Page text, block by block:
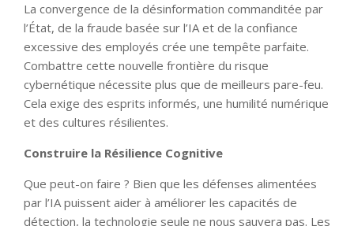
La convergence de la désinformation commanditée par
l’État, de la fraude basée sur l’IA et de la confiance
excessive des employés crée une tempête parfaite.
Combattre cette nouvelle frontière du risque
cybernétique nécessite plus que de meilleurs pare-feu.
Cela exige des esprits informés, une humilité numérique
et des cultures résilientes.
Construire la Résilience Cognitive
Que peut-on faire ? Bien que les défenses alimentées
par l’IA puissent aider à améliorer les capacités de
détection, la technologie seule ne nous sauvera pas. Les